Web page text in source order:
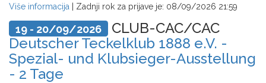
Više informacija
| Zadnji rok za prijave je: 08/09/2026 21:59
19 - 20/09/2026 CLUB-CAC/CAC
Deutscher Teckelklub 1888 e.V. -
Spezial- und Klubsieger-Ausstellung
- 2 Tage